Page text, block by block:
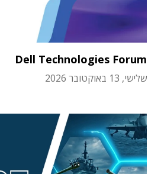
Dell Technologies Forum
שלישי, 13 באוקטובר 2026